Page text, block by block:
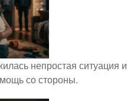
непростая ситуация и
со стороны.